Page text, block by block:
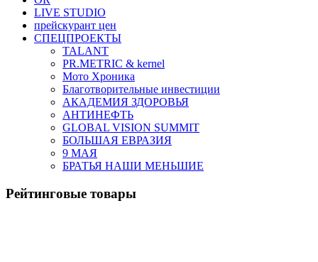
LIVE STUDIO
прейскурант цен
СПЕЦПРОЕКТЫ
TALANT
PR.METRIC & kernel
Мото Хроника
Благотворительные инвестиции
АКАДЕМИЯ ЗДОРОВЬЯ
АНТИНЕФТЬ
GLOBAL VISION SUMMIT
БОЛЬШАЯ ЕВРАЗИЯ
9 МАЯ
БРАТЬЯ НАШИ МЕНЬШИЕ
Рейтинговые товары